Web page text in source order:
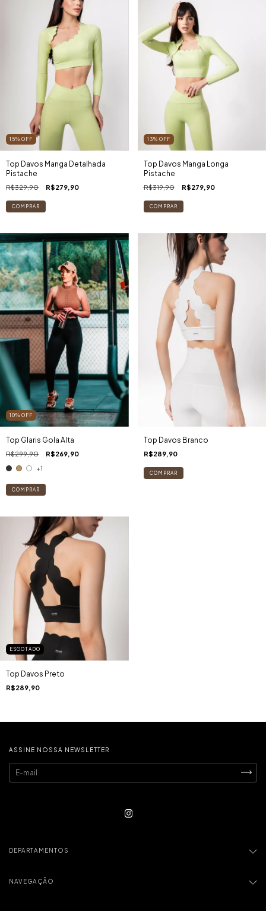
15% OFF
Top Davos Manga Detalhada
Pistache
R$329,90 R$279,90
COMPRAR
13% OFF
Top Davos Manga Longa
Pistache
R$319,90 R$279,90
COMPRAR
10% OFF
Top Glaris Gola Alta
R$299,90 R$269,90
+1
COMPRAR
Top Davos Branco
R$289,90
COMPRAR
ESGOTADO
Top Davos Preto
R$289,90
ASSINE NOSSA NEWSLETTER
DEPARTAMENTOS
NAVEGAÇÃO